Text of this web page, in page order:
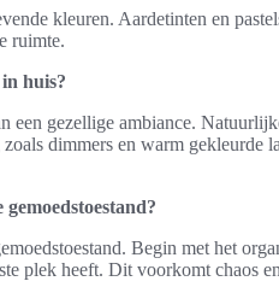
kleuren. Aardetinten en
ruimte.
huis?
een gezellige ambiance.
dimmers en warm gekleurde
Begin met het
plek heeft. Dit voorkomt chaos